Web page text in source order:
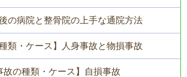
の病院と整骨院の上手な通院方法
種類・ケース】人身事故と物損事故
故の種類・ケース】自損事故